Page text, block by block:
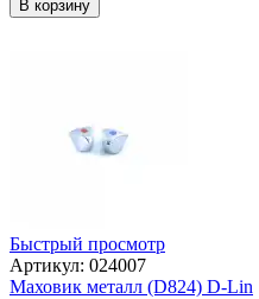
В корзину
Быстрый просмотр
Артикул: 024007
Маховик металл (D824) D-Lin